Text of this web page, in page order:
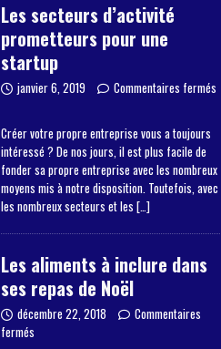
Les secteurs d’activité
prometteurs pour une
startup
janvier 6, 2019 Commentaires fermés
Créer votre propre entreprise vous a toujours
intéressé ? De nos jours, il est plus facile de
fonder sa propre entreprise avec les nombreux
moyens mis à notre disposition. Toutefois, avec
les nombreux secteurs et les […]
Les aliments à inclure dans
ses repas de Noël
décembre 22, 2018
Commentaires
fermés